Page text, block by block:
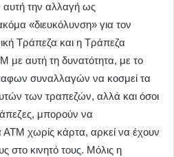
αυτή την αλλαγή ως
«διευκόλυνση» για τον
Τράπεζα και η Τράπεζα
με αυτή τη δυνατότητα, με το
συναλλαγών να κοσμεί τα
των τραπεζών, αλλά και όσοι
μπορούν να
ΑΤΜ χωρίς κάρτα, αρκεί να έχουν
στο κινητό τους. Μόλις η